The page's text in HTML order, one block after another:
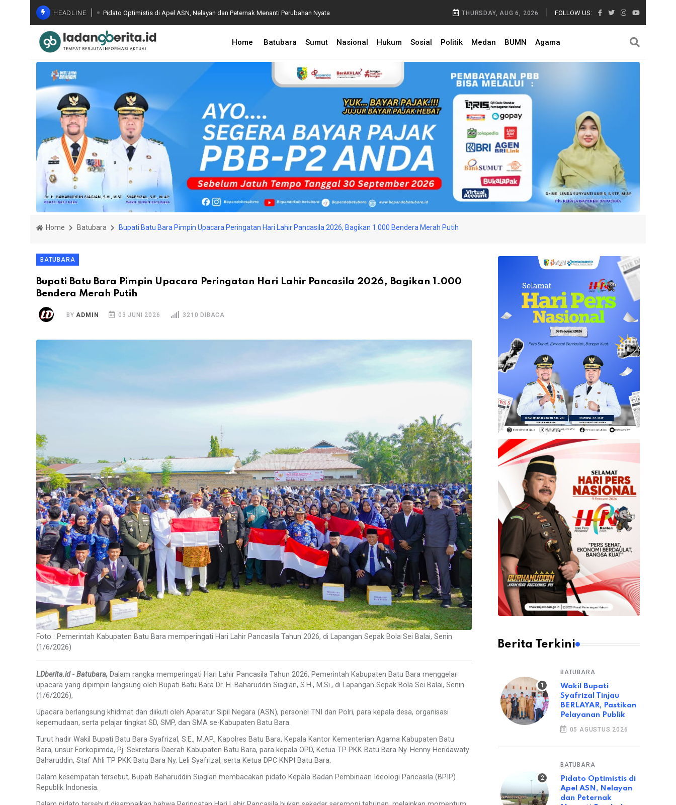
HEADLINE Pidato Optimistis di Apel ASN, Nelayan dan Peternak Menanti Perubahan Nyata
Optimalisasi PAD
Gelar FGD ke Jajaran Seluruh Indonesia, BPA Terapkan Manajemen Risiko Pemulihan Aset
Terintegrasi dan Pemanfaatan AI
Komisi Kejaksaan RI Lakukan Pemantauan Penanganan Perkara Dugaan Korupsi dan TPPU yang
Wagub Sumut Minta Perkuat Pendidikan dan Lingkungan, CSR Inalum Diharapkan Berdampak
Luas di Batu Bara
Wakil Bupati Syafrizal Tinjau BERLAYAR, Pastikan Pelayanan Publik Hadir hingga Desa
THURSDAY, AUG 6, 2026 FOLLOW US:
Home Batubara Sumut Nasional Hukum Sosial Politik Medan BUMN Agama
Home Batubara Bupati Batu Bara Pimpin Upacara Peringatan Hari Lahir Pancasila 2026, Bagikan 1.000 Bendera Merah Putih
BATUBARA
Bupati Batu Bara Pimpin Upacara Peringatan Hari Lahir Pancasila 2026, Bagikan 1.000
Bendera Merah Putih
BYADMIN 03 JUNI 2026 3210 DIBACA
Foto : Pemerintah Kabupaten Batu Bara memperingati Hari Lahir Pancasila Tahun 2026, di Lapangan Sepak Bola Sei Balai, Senin
(1/6/2026)
LDberita.id - Batubara, Dalam rangka memperingati Hari Lahir Pancasila Tahun 2026, Pemerintah Kabupaten Batu Bara menggelar
upacara yang dipimpin langsung oleh Bupati Batu Bara Dr. H. Baharuddin Siagian, S.H., M.Si., di Lapangan Sepak Bola Sei Balai, Senin
(1/6/2026),
Upacara berlangsung khidmat dan diikuti oleh Aparatur Sipil Negara (ASN), personel TNI dan Polri, para kepala desa, organisasi
kepemudaan, serta pelajar tingkat SD, SMP, dan SMA se-Kabupaten Batu Bara.
Turut hadir Wakil Bupati Batu Bara Syafrizal, S.E., M.AP., Kapolres Batu Bara, Kepala Kantor Kementerian Agama Kabupaten Batu
Bara, unsur Forkopimda, Pj. Sekretaris Daerah Kabupaten Batu Bara, para kepala OPD, Ketua TP PKK Batu Bara Ny. Henny Heridawaty
Baharuddin, Staf Ahli TP PKK Batu Bara Ny. Leli Syafrizal, serta Ketua DPC KNPI Batu Bara.
Dalam kesempatan tersebut, Bupati Baharuddin Siagian membacakan pidato Kepala Badan Pembinaan Ideologi Pancasila (BPIP)
Republik Indonesia.
Berita Terkini
BATUBARA
Wakil Bupati
Syafrizal Tinjau
BERLAYAR, Pastikan
Pelayanan Publik
05 AGUSTUS 2026
BATUBARA
Pidato Optimistis di
Apel ASN, Nelayan
dan Peternak